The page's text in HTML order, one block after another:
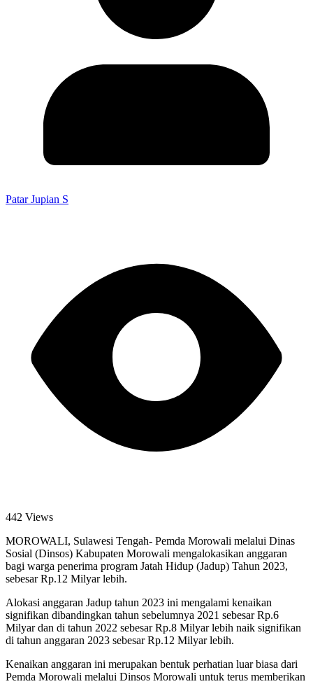
Patar Jupian S
442 Views
MOROWALI, Sulawesi Tengah- Pemda Morowali melalui Dinas
Sosial (Dinsos) Kabupaten Morowali mengalokasikan anggaran
bagi warga penerima program Jatah Hidup (Jadup) Tahun 2023,
sebesar Rp.12 Milyar lebih.
Alokasi anggaran Jadup tahun 2023 ini mengalami kenaikan
signifikan dibandingkan tahun sebelumnya 2021 sebesar Rp.6
Milyar dan di tahun 2022 sebesar Rp.8 Milyar lebih naik signifikan
di tahun anggaran 2023 sebesar Rp.12 Milyar lebih.
Kenaikan anggaran ini merupakan bentuk perhatian luar biasa dari
Pemda Morowali melalui Dinsos Morowali untuk terus memberikan